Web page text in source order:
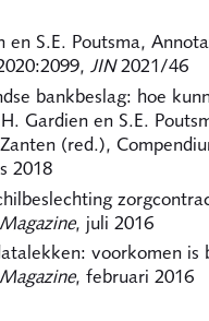
en S.E. Poutsma,
JIN2021/46
bankbeslag: hoe
Gardien en S.E.
(red.),
2018
, juli 2016
voorkomen is
, februari 2016